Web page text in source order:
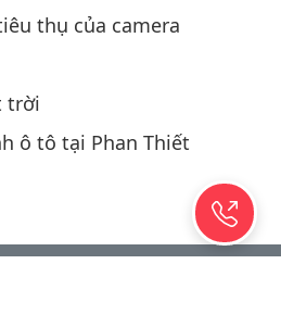
thụ của camera
trời
ô tô tại Phan Thiết